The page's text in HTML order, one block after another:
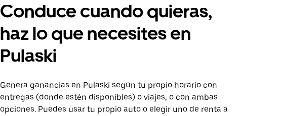
Conduce cuando quieras,
haz lo que necesites en
Pulaski
Genera ganancias en Pulaski según tu propio horario con
entregas (donde estén disponibles) o viajes, o con ambas
opciones. Puedes usar tu propio auto o elegir uno de renta a